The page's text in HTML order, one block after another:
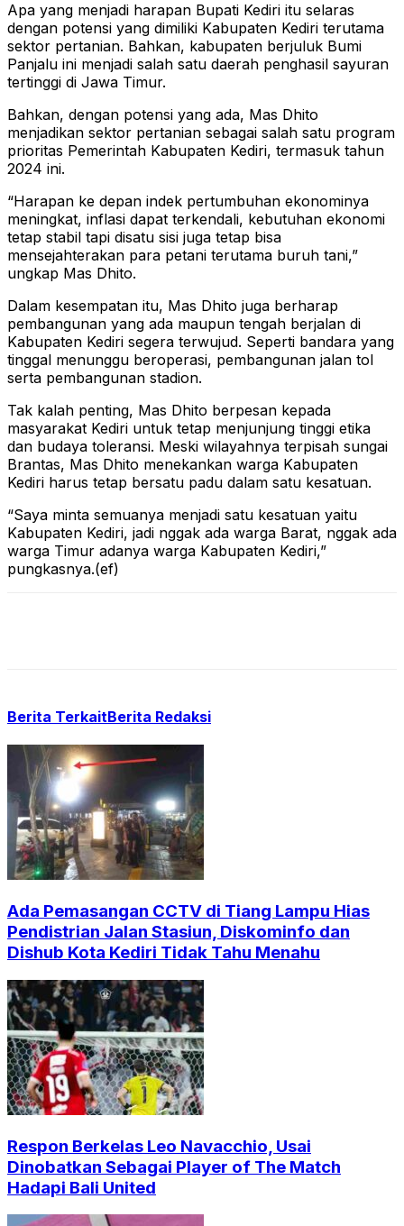
Apa yang menjadi harapan Bupati Kediri itu selaras
dengan potensi yang dimiliki Kabupaten Kediri terutama
sektor pertanian. Bahkan, kabupaten berjuluk Bumi
Panjalu ini menjadi salah satu daerah penghasil sayuran
tertinggi di Jawa Timur.
Bahkan, dengan potensi yang ada, Mas Dhito
menjadikan sektor pertanian sebagai salah satu program
prioritas Pemerintah Kabupaten Kediri, termasuk tahun
2024 ini.
“Harapan ke depan indek pertumbuhan ekonominya
meningkat, inflasi dapat terkendali, kebutuhan ekonomi
tetap stabil tapi disatu sisi juga tetap bisa
mensejahterakan para petani terutama buruh tani,”
ungkap Mas Dhito.
Dalam kesempatan itu, Mas Dhito juga berharap
pembangunan yang ada maupun tengah berjalan di
Kabupaten Kediri segera terwujud. Seperti bandara yang
tinggal menunggu beroperasi, pembangunan jalan tol
serta pembangunan stadion.
Tak kalah penting, Mas Dhito berpesan kepada
masyarakat Kediri untuk tetap menjunjung tinggi etika
dan budaya toleransi. Meski wilayahnya terpisah sungai
Brantas, Mas Dhito menekankan warga Kabupaten
Kediri harus tetap bersatu padu dalam satu kesatuan.
“Saya minta semuanya menjadi satu kesatuan yaitu
Kabupaten Kediri, jadi nggak ada warga Barat, nggak ada
warga Timur adanya warga Kabupaten Kediri,”
pungkasnya.(ef)
Berita TerkaitBerita Redaksi
Ada Pemasangan CCTV di Tiang Lampu Hias
Pendistrian Jalan Stasiun, Diskominfo dan
Dishub Kota Kediri Tidak Tahu Menahu
Respon Berkelas Leo Navacchio, Usai
Dinobatkan Sebagai Player of The Match
Hadapi Bali United